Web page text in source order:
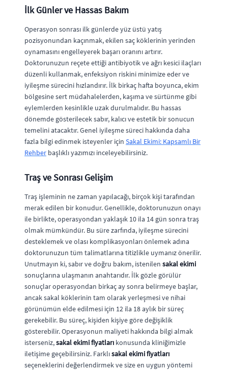
İlk Günler ve Hassas Bakım
Operasyon sonrası ilk günlerde yüz üstü yatış
pozisyonundan kaçınmak, ekilen saç köklerinin yerinden
oynamasını engelleyerek başarı oranını artırır.
Doktorunuzun reçete ettiği antibiyotik ve ağrı kesici ilaçları
düzenli kullanmak, enfeksiyon riskini minimize eder ve
iyileşme sürecini hızlandırır. İlk birkaç hafta boyunca, ekim
bölgesine sert müdahalelerden, kaşıma ve sürtünme gibi
eylemlerden kesinlikle uzak durulmalıdır. Bu hassas
dönemde gösterilecek sabır, kalıcı ve estetik bir sonucun
temelini atacaktır. Genel iyileşme süreci hakkında daha
fazla bilgi edinmek isteyenler için Sakal Ekimi: Kapsamlı Bir
Rehber başlıklı yazımızı inceleyebilirsiniz.
Traş ve Sonrası Gelişim
Traş işleminin ne zaman yapılacağı, birçok kişi tarafından
merak edilen bir konudur. Genellikle, doktorunuzun onayı
ile birlikte, operasyondan yaklaşık 10 ila 14 gün sonra traş
olmak mümkündür. Bu süre zarfında, iyileşme sürecini
desteklemek ve olası komplikasyonları önlemek adına
doktorunuzun tüm talimatlarına titizlikle uymanız önerilir.
Unutmayın ki, sabır ve doğru bakım, istenilen sakal ekimi
sonuçlarına ulaşmanın anahtarıdır. İlk gözle görülür
sonuçlar operasyondan birkaç ay sonra belirmeye başlar,
ancak sakal köklerinin tam olarak yerleşmesi ve nihai
görünümün elde edilmesi için 12 ila 18 aylık bir süreç
gerekebilir. Bu süreç, kişiden kişiye göre değişiklik
gösterebilir. Operasyonun maliyeti hakkında bilgi almak
isterseniz,sakal ekimi fiyatları konusunda kliniğimizle
iletişime geçebilirsiniz. Farklısakal ekimi fiyatları
seçeneklerini değerlendirmek ve size en uygun yöntemi